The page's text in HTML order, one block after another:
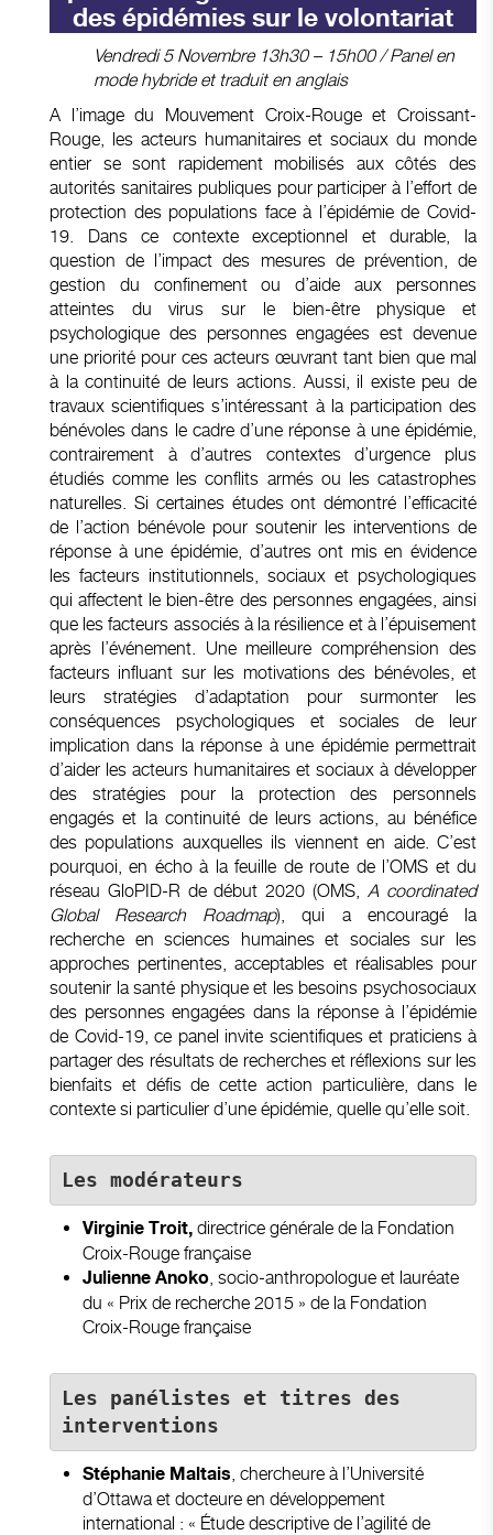
des épidémies sur le volontariat
Vendredi 5 Novembre 13h30 – 15h00 / Panel en
mode hybride et traduit en anglais
A l’image du Mouvement Croix-Rouge et Croissant-
Rouge, les acteurs humanitaires et sociaux du monde
entier se sont rapidement mobilisés aux côtés des
autorités sanitaires publiques pour participer à l’effort de
protection des populations face à l’épidémie de Covid-
19. Dans ce contexte exceptionnel et durable, la
question de l’impact des mesures de prévention, de
gestion du confinement ou d’aide aux personnes
atteintes du virus sur le bien-être physique et
psychologique des personnes engagées est devenue
une priorité pour ces acteurs œuvrant tant bien que mal
à la continuité de leurs actions. Aussi, il existe peu de
travaux scientifiques s’intéressant à la participation des
bénévoles dans le cadre d’une réponse à une épidémie,
contrairement à d’autres contextes d’urgence plus
étudiés comme les conflits armés ou les catastrophes
naturelles. Si certaines études ont démontré l’efficacité
de l’action bénévole pour soutenir les interventions de
réponse à une épidémie, d’autres ont mis en évidence
les facteurs institutionnels, sociaux et psychologiques
qui affectent le bien-être des personnes engagées, ainsi
que les facteurs associés à la résilience et à l’épuisement
après l’événement. Une meilleure compréhension des
facteurs influant sur les motivations des bénévoles, et
leurs stratégies d’adaptation pour surmonter les
conséquences psychologiques et sociales de leur
implication dans la réponse à une épidémie permettrait
d’aider les acteurs humanitaires et sociaux à développer
des stratégies pour la protection des personnels
engagés et la continuité de leurs actions, au bénéfice
des populations auxquelles ils viennent en aide. C’est
pourquoi, en écho à la feuille de route de l’OMS et du
réseau GloPID-R de début 2020 (OMS, A coordinated
Global Research Roadmap), qui a encouragé la
recherche en sciences humaines et sociales sur les
approches pertinentes, acceptables et réalisables pour
soutenir la santé physique et les besoins psychosociaux
des personnes engagées dans la réponse à l’épidémie
de Covid-19, ce panel invite scientifiques et praticiens à
partager des résultats de recherches et réflexions sur les
bienfaits et défis de cette action particulière, dans le
contexte si particulier d’une épidémie, quelle qu’elle soit.
Virginie Troit, directrice générale de la Fondation
Croix-Rouge française
Julienne Anoko, socio-anthropologue et lauréate
du « Prix de recherche 2015 » de la Fondation
Croix-Rouge française
Les panélistes et titres des
interventions
Stéphanie Maltais, chercheure à l’Université
d’Ottawa et docteure en développement
international : « Étude descriptive de l’agilité de